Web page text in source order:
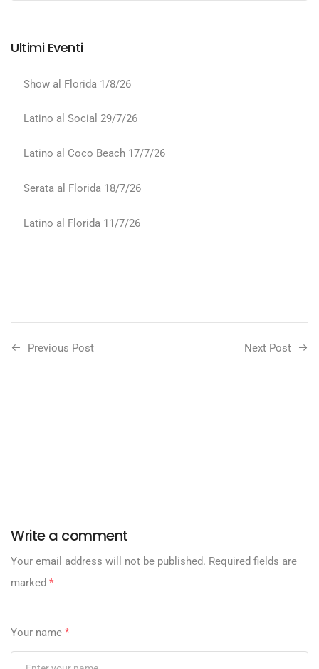
Ultimi Eventi
Show al Florida 1/8/26
Latino al Social 29/7/26
Latino al Coco Beach 17/7/26
Serata al Florida 18/7/26
Latino al Florida 11/7/26
Previous Post Next Post
Write a comment
Your email address will not be published. Required fields are
marked *
Your name *